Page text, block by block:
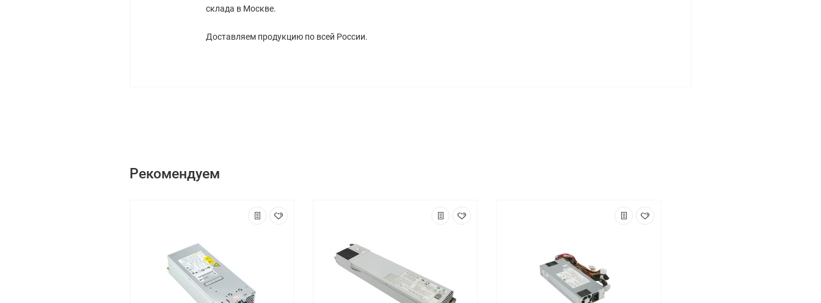
склада в Москве.
Доставляем продукцию по всей России.
Рекомендуем